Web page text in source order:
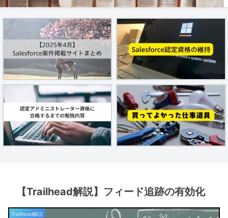
【Trailhead解説】フィード追跡の有効化
Trailhead解説